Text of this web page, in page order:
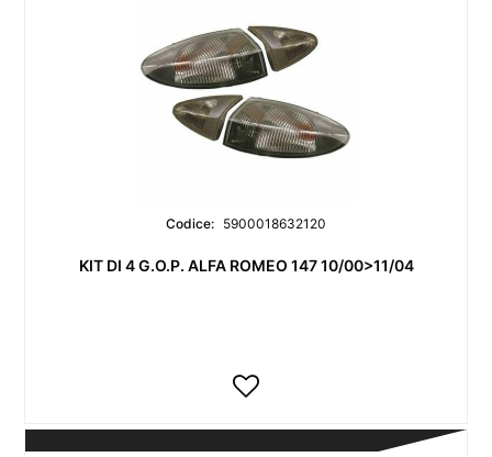
Codice: 5900018632120
KIT DI 4 G.O.P. ALFA ROMEO 147 10/00>11/04